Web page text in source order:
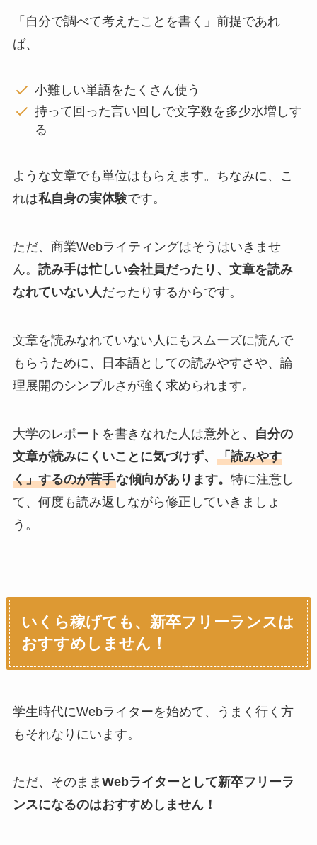
「自分で調べて考えたことを書く」前提であれ
ば、
小難しい単語をたくさん使う
持って回った言い回しで文字数を多少水増しす
る
ような文章でも単位はもらえます。ちなみに、こ
れは私自身の実体験です。
ただ、商業Webライティングはそうはいきませ
ん。 読み手は忙しい会社員だったり、文章を読み
なれていない人 だったりするからです。
文章を読みなれていない人にもスムーズに読んで
もらうために、日本語としての読みやすさや、論
理展開のシンプルさが強く求められます。
大学のレポートを書きなれた人は意外と、
自分の
文章が読みにくいことに気づけず、 「読みやす
く」するのが苦手な傾向があります。 特に注意し
て、何度も読み返しながら修正していきましょ
う。
いくら稼げても、新卒フリーランスは
おすすめしません！
学生時代にWebライターを始めて、うまく行く方
もそれなりにいます。
ただ、そのまま Webライターとして新卒フリーラ
ンスになるのはおすすめしません！